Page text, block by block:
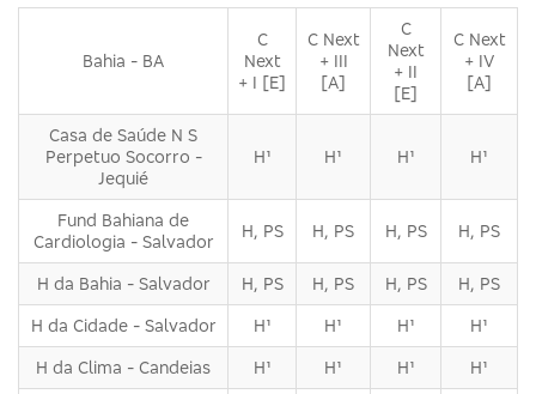
Bahia - BA
C
Next
+ I [E]
C Next
+ III
[A]
C
Next
+ II
[E]
C Next
+ IV
[A]
Casa de Saúde N S
Perpetuo Socorro -
Jequié
H¹ H¹ H¹ H¹
Fund Bahiana de
Cardiologia - Salvador
H, PS H, PS H, PS H, PS
H da Bahia - Salvador H, PS H, PS H, PS H, PS
H da Cidade - Salvador H¹ H¹ H¹ H¹
H da Clima - Candeias H¹ H¹ H¹ H¹